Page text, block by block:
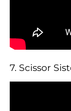
7. Scissor